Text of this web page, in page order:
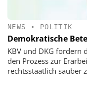
NEWS • POLITIK
Demokratische
KBV und DKG fordern
den Prozess zur
rechtsstaatlich sauber